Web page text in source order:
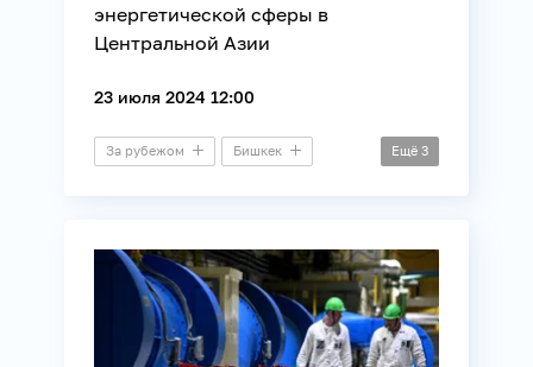
энергетической сферы в
Центральной Азии
23 июля 2024 12:00
За рубежом Бишкек Ещё 3